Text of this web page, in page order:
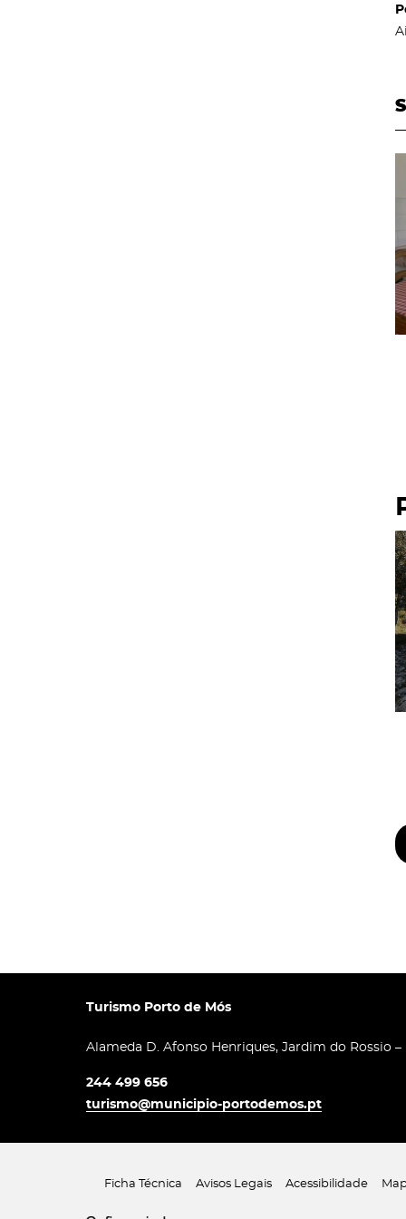
Turismo Porto de Mós
Alameda D. Afonso Henriques, Jardim do Rossio
244 499 656
turismo@municipio-portodemos.pt
Ficha Técnica Avisos Legais Acessibilidade